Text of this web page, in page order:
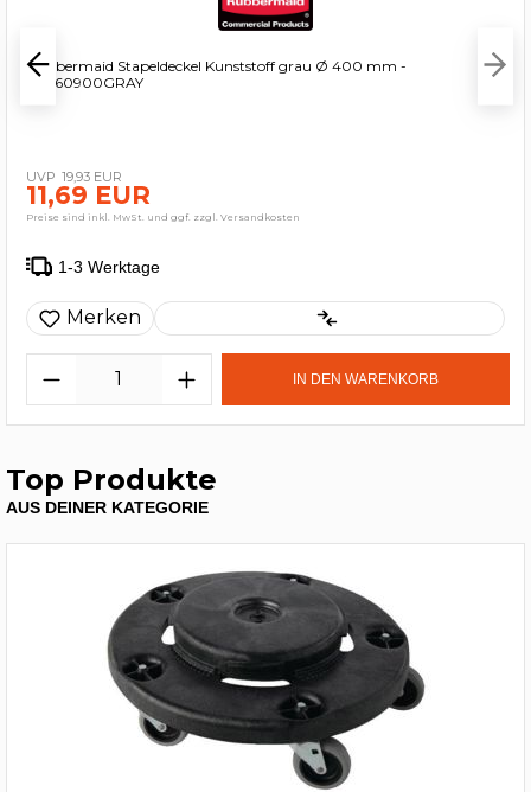
Rubbermaid Stapeldeckel Kunststoff grau Ø 400 mm -
FG260900GRAY
19,93 EUR
11,69 EUR
Preise sind inkl. MwSt. und ggf. zzgl. Versandkosten
1-3 Werktage
Merken
IN DEN WARENKORB
Top Produkte
AUS DEINER KATEGORIE